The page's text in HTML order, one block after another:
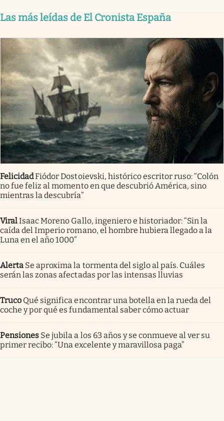
Las más leídas de El Cronista España
FelicidadFiódor Dostoievski, histórico escritor ruso: “Colón
no fue feliz al momento en que descubrió América, sino
mientras la descubría”
ViralIsaac Moreno Gallo, ingeniero e historiador: “Sin la
caída del Imperio romano, el hombre hubiera llegado a la
Luna en el año 1000”
Alerta Se aproxima la tormenta del siglo al país. Cuáles
serán las zonas afectadas por las intensas lluvias
Truco Qué significa encontrar una botella en la rueda del
coche y por qué es fundamental saber cómo actuar
Pensiones Se jubila a los 63 años y se conmueve al ver su
primer recibo: “Una excelente y maravillosa paga”